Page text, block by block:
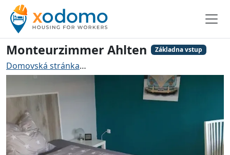
Monteurzimmer Ahlten Základna vstup
Domovská stránka